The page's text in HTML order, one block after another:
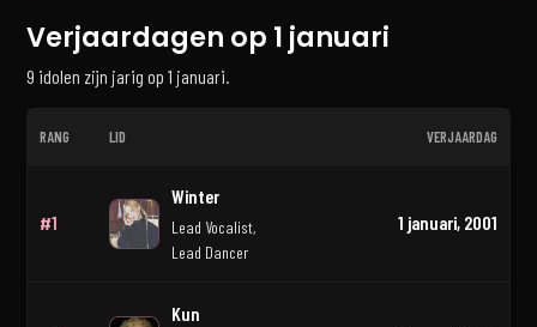
Verjaardagen op 1 januari
9 idolen zijn jarig op 1 januari.
RANG LID VERJAARDAG
#1
Winter
Lead Vocalist,
Lead Dancer
1 januari, 2001
Kun